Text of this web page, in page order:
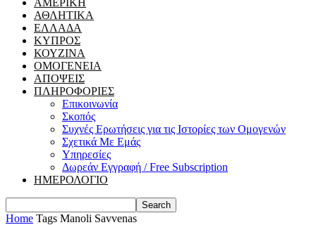
ΑΜΕΡΙΚΗ
ΑΘΛΗΤΙΚΑ
ΕΛΛΑΔΑ
ΚΥΠΡΟΣ
ΚΟΥΖΙΝΑ
ΟΜΟΓΕΝΕΙΑ
ΑΠΟΨΕΙΣ
ΠΛΗΡΟΦΟΡΙΕΣ
Επικοινωνία
Σκοπός
Συχνές Ερωτήσεις για τις Ιστορίες των Ομογενών
Σχετικά Με Εμάς
Υπηρεσίες
Δωρεάν Εγγραφή / Free Subscription
ΗΜΕΡΟΛΟΓΙΟ
Home Tags Manoli Savvenas